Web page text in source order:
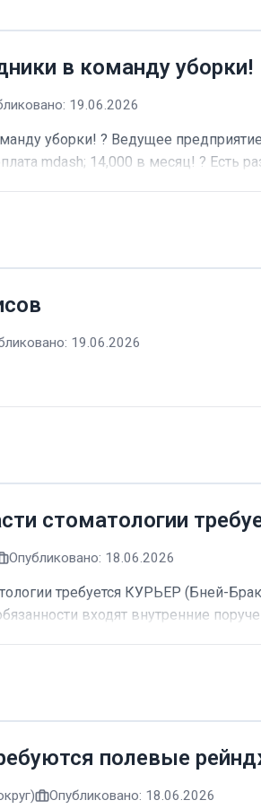
в команду уборки!
19.06.2026
уборки! ? Ведущее
mdash; 14,000 в месяц! ? Есть
19.06.2026
стоматологии
Опубликовано: 18.06.2026
требуется КУРЬЕР (Бней-
входят внутренние
полевые
Опубликовано: 18.06.2026